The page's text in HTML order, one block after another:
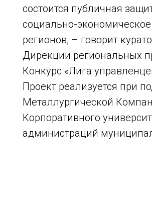
состоится публичная
социально-
регионов, – говорит
Дирекции региональных
Конкурс «Лига
Проект реализуется при
Металлургической
Корпоративного
администраций